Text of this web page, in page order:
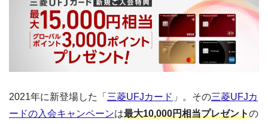
2021年に新登場した「 三菱UFJカード 」。その三菱UFJカ
ードの入会キャンペーンは最大10,000円相当プレゼントの